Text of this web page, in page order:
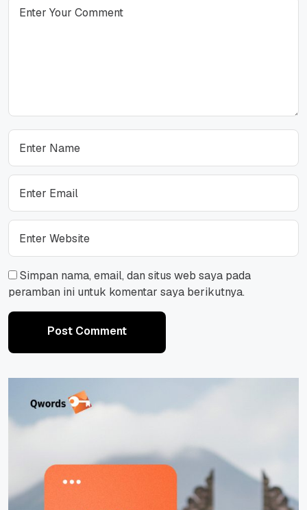
Simpan nama, email, dan situs web saya pada
peramban ini untuk komentar saya berikutnya.
Post Comment